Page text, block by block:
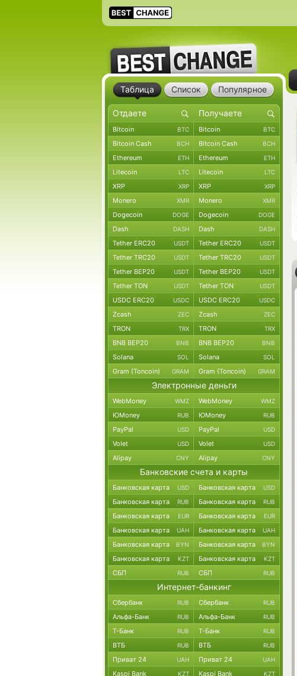
Таблица Список Популярное
Bitcoin BTC Bitcoin BTC
Bitcoin Cash BCH Bitcoin Cash BCH
Ethereum ETH Ethereum ETH
Litecoin LTC Litecoin LTC
XRP XRP XRP XRP
Monero XMR Monero XMR
Dogecoin DOGE Dogecoin DOGE
Dash DASH Dash DASH
Tether ERC20 USDT Tether ERC20 USDT
Tether TRC20 USDT Tether TRC20 USDT
Tether BEP20 USDT Tether BEP20 USDT
Tether TON USDT Tether TON USDT
USDC ERC20 USDC USDC ERC20 USDC
Zcash ZEC Zcash ZEC
TRON TRX TRON TRX
BNB BEP20 BNB BNB BEP20 BNB
Solana SOL Solana SOL
Gram (Toncoin) GRAM Gram (Toncoin) GRAM
Электронные деньги
WebMoney WMZ WebMoney WMZ
ЮMoney RUB ЮMoney RUB
PayPal USD PayPal USD
Volet USD Volet USD
Alipay CNY Alipay CNY
Банковские счета и карты
Банковская карта USD Банковская карта USD
Банковская карта RUB Банковская карта RUB
Банковская карта EUR Банковская карта EUR
Банковская карта UAH Банковская карта UAH
Банковская карта BYN Банковская карта BYN
Банковская карта KZT Банковская карта KZT
СБП RUB СБП RUB
Интернет-банкинг
Сбербанк RUB Сбербанк RUB
Альфа-Банк RUB Альфа-Банк RUB
Т-Банк RUB Т-Банк RUB
ВТБ RUB ВТБ RUB
Приват 24 UAH Приват 24 UAH
Kaspi Bank KZT Kaspi Bank KZT